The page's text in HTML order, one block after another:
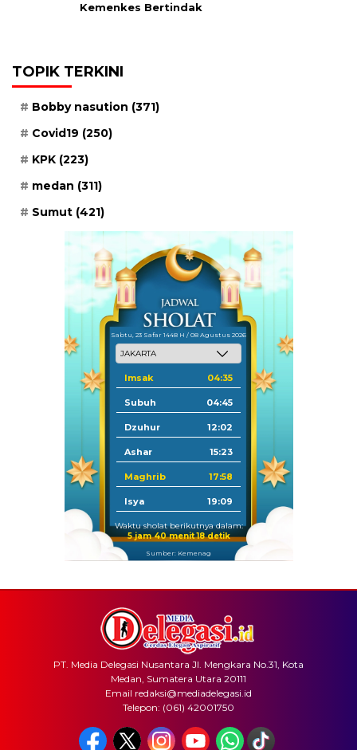
Kemenkes Bertindak
TOPIK TERKINI
Bobby nasution (371)
Covid19 (250)
KPK (223)
medan (311)
Sumut (421)
Sabtu, 23 Safar 1448 H / 08 Agustus 2026
Imsak 04:35
Subuh 04:45
Dzuhur 12:02
Ashar 15:23
Maghrib 17:58
Isya 19:09
Waktu sholat berikutnya dalam:
5 jam 40 menit 18 detik
Sumber: Kemenag
PT. Media Delegasi Nusantara Jl. Mengkara No.31, Kota
Medan, Sumatera Utara 20111
Email redaksi@mediadelegasi.id
Telepon: (061) 42001750